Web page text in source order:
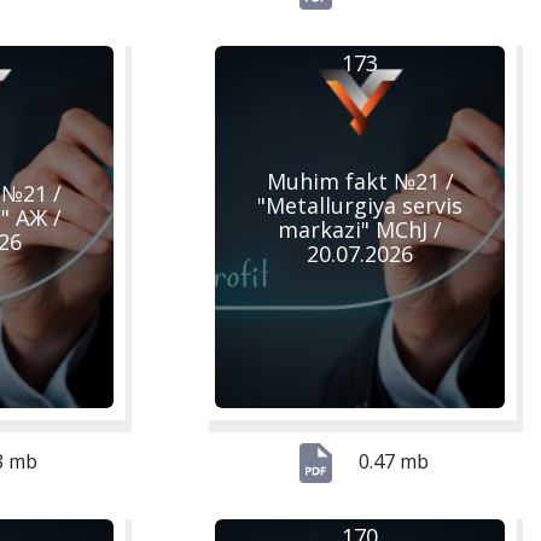
/
АЖ /
mb
Muhim fakt №21 /
"Metallurgiya servis
markazi" MChJ /
20.07.2026
173
0.47 mb